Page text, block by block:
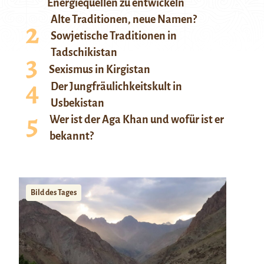
Energiequellen zu entwickeln
Alte Traditionen, neue Namen?
Sowjetische Traditionen in
Tadschikistan
Sexismus in Kirgistan
Der Jungfräulichkeitskult in
Usbekistan
Wer ist der Aga Khan und wofür ist er
bekannt?
Bild des Tages